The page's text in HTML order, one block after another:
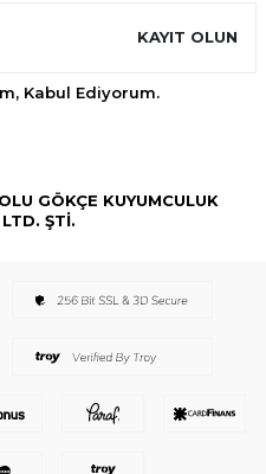
KAYIT OLUN
Kabul Ediyorum.
GÖKÇE KUYUMCULUK
ŞTİ.